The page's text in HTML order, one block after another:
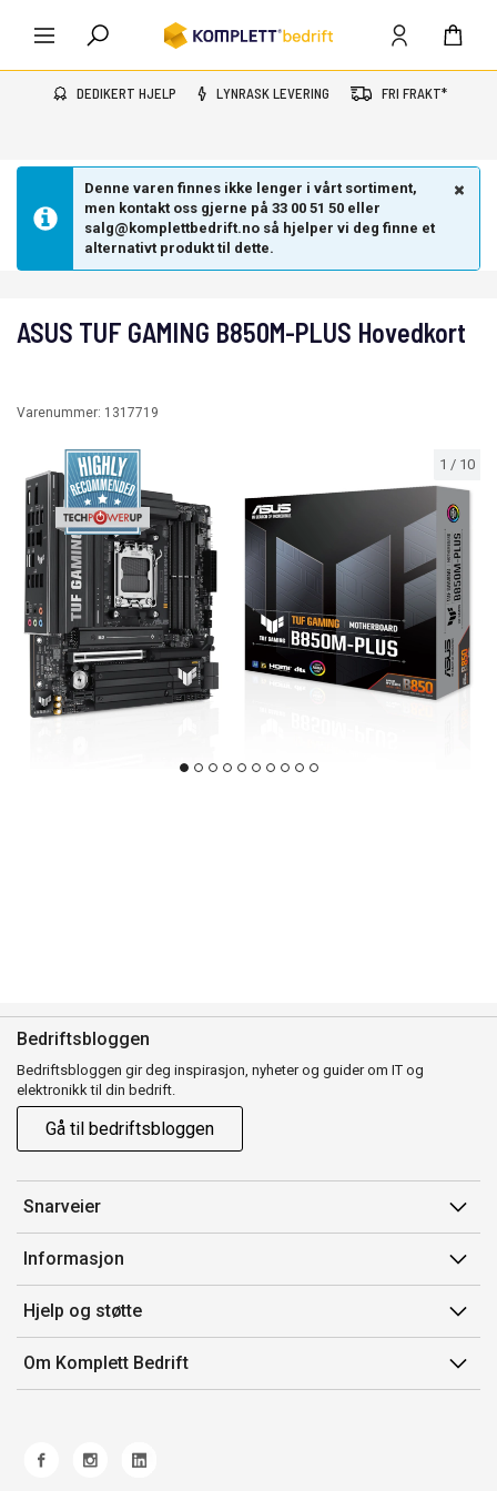
DEDIKERT HJELP LYNRASK LEVERING FRI FRAKT*
Denne varen finnes ikke lenger i vårt sortiment,
men kontakt oss gjerne på 33 00 51 50 eller
salg@komplettbedrift.no så hjelper vi deg finne et
alternativt produkt til dette.
1 / 10
ASUS TUF GAMING B850M-PLUS Hovedkort
Varenummer: 1317719
Bedriftsbloggen
Bedriftsbloggen gir deg inspirasjon, nyheter og guider om IT og
elektronikk til din bedrift.
Gå til bedriftsbloggen
Snarveier
Min side
Ordreoversikt
Mine produkter
Informasjon
Salgsbetingelser
Avtalevilkår for Komplett Bedrift Pluss
Produsenter
Hjelp og støtte
Kontakt oss
Retur
Ofte stilte spørsmål
Om Komplett Bedrift